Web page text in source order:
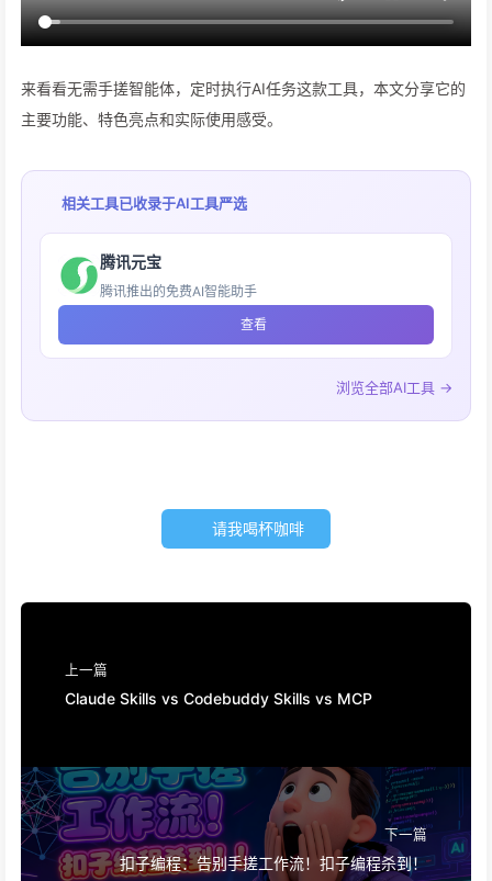
来看看无需手搓智能体，定时执行AI任务这款工具，本文分享它的
主要功能、特色亮点和实际使用感受。
相关工具已收录于AI工具严选
腾讯元宝
腾讯推出的免费AI智能助手
查看
浏览全部AI工具 →
请我喝杯咖啡
上一篇
Claude Skills vs Codebuddy Skills vs MCP
下一篇
扣子编程：告别手搓工作流！扣子编程杀到！